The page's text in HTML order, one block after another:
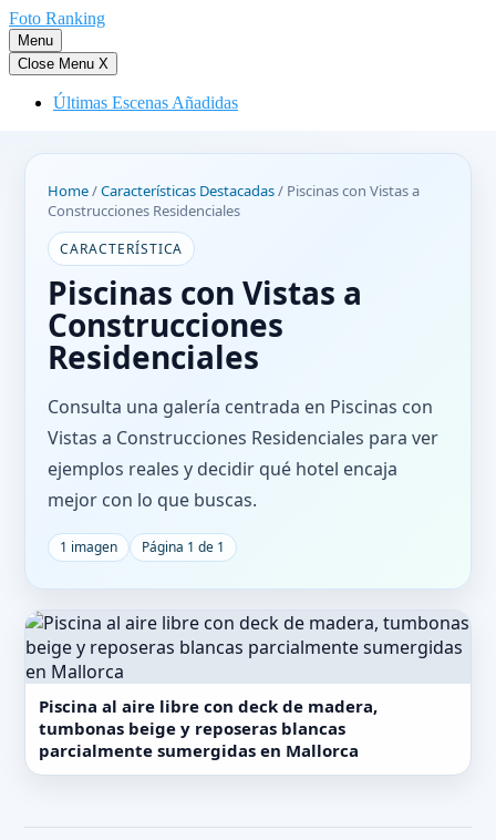
Saltar
al
contenido
Foto Ranking
Menu
Close Menu X
Últimas Escenas Añadidas
Home/Características Destacadas/ Piscinas con Vistas a
Construcciones Residenciales
CARACTERÍSTICA
Piscinas con Vistas a
Construcciones
Residenciales
Consulta una galería centrada en Piscinas con
Vistas a Construcciones Residenciales para ver
ejemplos reales y decidir qué hotel encaja
mejor con lo que buscas.
1 imagen Página 1 de 1
Piscina al aire libre con deck de madera,
tumbonas beige y reposeras blancas
parcialmente sumergidas en Mallorca